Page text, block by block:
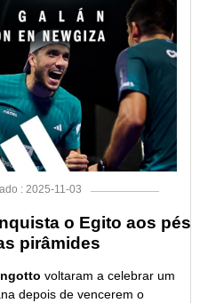
: 2025-11-03
o Egito aos pés
pirâmides
voltaram a celebrar um
depois de vencerem o